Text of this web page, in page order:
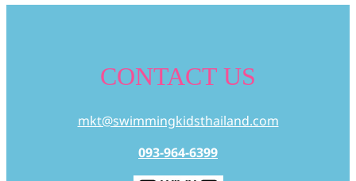
CONTACT US
mkt@swimmingkidsthailand.com
093-964-6399